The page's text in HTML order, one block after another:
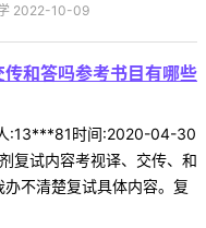
2022-10-09
和答吗参考书目有哪些
:13***81时间:2020-04-30
复试内容考视译、交传、和
不清楚复试具体内容。复